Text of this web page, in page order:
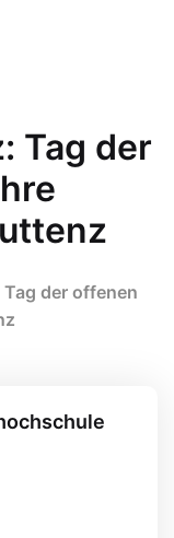
Tag der
der offenen